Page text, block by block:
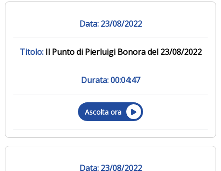
23/08/2022
Il Punto di Pierluigi Bonora del 23/08/2022
00:04:47
Ascolta ora
23/08/2022